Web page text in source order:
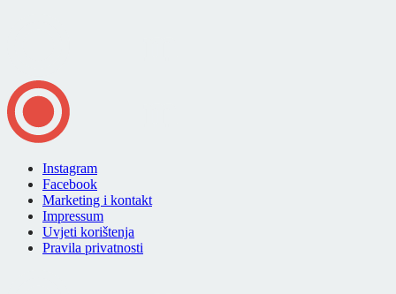
Instagram
Facebook
Marketing i kontakt
Impressum
Uvjeti korištenja
Pravila privatnosti